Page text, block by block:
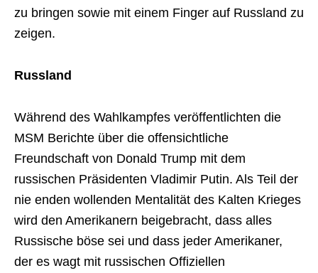
zu bringen sowie mit einem Finger auf Russland zu
zeigen.
Russland
Während des Wahlkampfes veröffentlichten die
MSM Berichte über die offensichtliche
Freundschaft von Donald Trump mit dem
russischen Präsidenten Vladimir Putin. Als Teil der
nie enden wollenden Mentalität des Kalten Krieges
wird den Amerikanern beigebracht, dass alles
Russische böse sei und dass jeder Amerikaner,
der es wagt mit russischen Offiziellen